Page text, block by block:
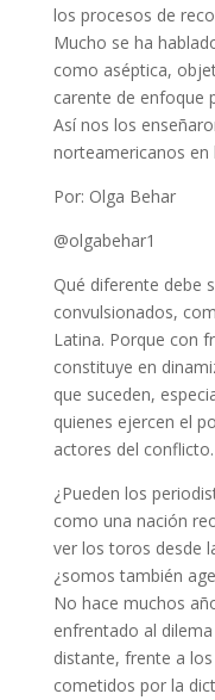
los procesos de
Mucho se ha
como aséptica,
carente de enfoque
Así nos los
norteamericanos en
Por: Olga Behar
@olgabehar1
Qué diferente debe
convulsionados,
Latina. Porque con
constituye en
que suceden,
quienes ejercen el
actores del conflicto.
¿Pueden los
como una nación
ver los toros desde
¿somos también
No hace muchos
enfrentado al dilema
distante, frente a
cometidos por la